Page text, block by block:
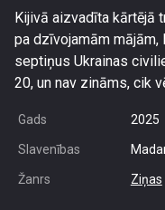
Kijivā aizvadīta kārtējā
pa dzīvojamām mājām,
septiņus Ukrainas
20, un nav zināms, cik
Gads 2025
Slavenības
Žanrs Ziņas